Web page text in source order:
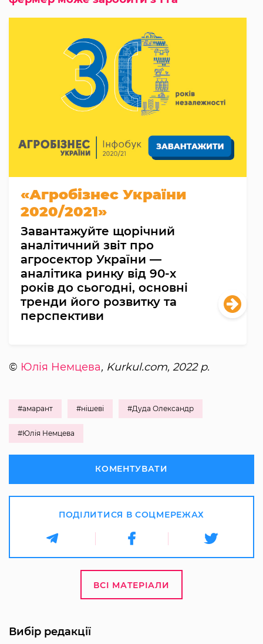
«Агробізнес України
2020/2021»
Завантажуйте щорічний
аналітичний звіт про
агросектор України —
аналітика ринку від 90-х
років до сьогодні, основні
тренди його розвитку та
перспективи
© Юлія Немцева, Kurkul.com, 2022 р.
#амарант #нішеві #Дуда Олександр
#Юлія Немцева
КОМЕНТУВАТИ
ПОДІЛИТИСЯ В СОЦМЕРЕЖАХ
ВСІ МАТЕРІАЛИ
Вибір редакції